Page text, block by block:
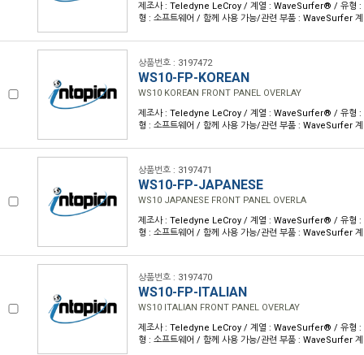
제조사 : Teledyne LeCroy / 계열 : WaveSurfer® / 유형 :
형 : 소프트웨어 / 함께 사용 가능/관련 부품 : WaveSurfer
상품번호 : 3197472
WS10-FP-KOREAN
WS10 KOREAN FRONT PANEL OVERLAY
제조사 : Teledyne LeCroy / 계열 : WaveSurfer® / 유형 :
형 : 소프트웨어 / 함께 사용 가능/관련 부품 : WaveSurfer
상품번호 : 3197471
WS10-FP-JAPANESE
WS10 JAPANESE FRONT PANEL OVERLA
제조사 : Teledyne LeCroy / 계열 : WaveSurfer® / 유형 :
형 : 소프트웨어 / 함께 사용 가능/관련 부품 : WaveSurfer
상품번호 : 3197470
WS10-FP-ITALIAN
WS10 ITALIAN FRONT PANEL OVERLAY
제조사 : Teledyne LeCroy / 계열 : WaveSurfer® / 유형 :
형 : 소프트웨어 / 함께 사용 가능/관련 부품 : WaveSurfer